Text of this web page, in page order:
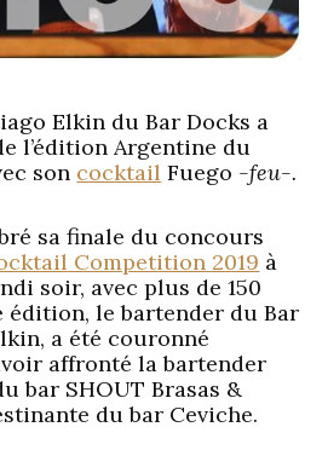
Elkin du Bar Docks a
l’édition Argentine du
son cocktail Fuego -feu-.
sa finale du concours
Competition 2019 à
soir, avec plus de 150
édition, le bartender du Bar
a été couronné
affronté la bartender
bar SHOUT Brasas &
du bar Ceviche.